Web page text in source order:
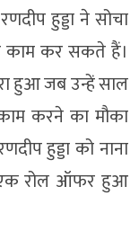
हुड्डा ने सोचा
काम कर सकते हैं।
हुआ जब उन्हें साल
करने का मौका
हुड्डा को नाना
एक रोल ऑफर हुआ